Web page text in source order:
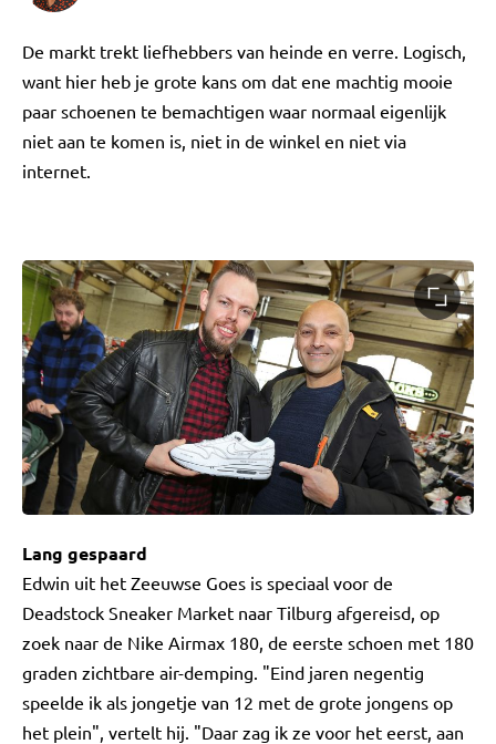
De markt trekt liefhebbers van heinde en verre. Logisch,
want hier heb je grote kans om dat ene machtig mooie
paar schoenen te bemachtigen waar normaal eigenlijk
niet aan te komen is, niet in de winkel en niet via
internet.
Lang gespaard
Edwin uit het Zeeuwse Goes is speciaal voor de
Deadstock Sneaker Market naar Tilburg afgereisd, op
zoek naar de Nike Airmax 180, de eerste schoen met 180
graden zichtbare air-demping. "Eind jaren negentig
speelde ik als jongetje van 12 met de grote jongens op
het plein", vertelt hij. "Daar zag ik ze voor het eerst, aan